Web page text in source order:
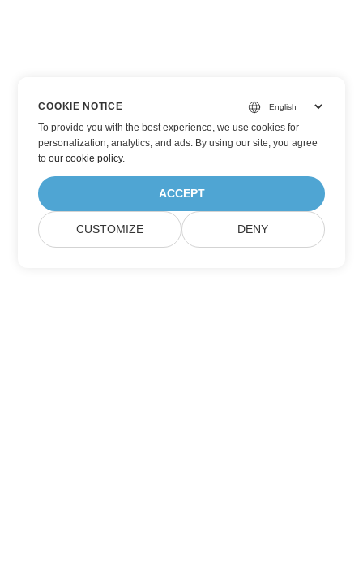
COOKIE NOTICE
To provide you with the best experience, we use cookies for
personalization, analytics, and ads. By using our site, you agree
toour cookie policy.
ACCEPT
CUSTOMIZE DENY